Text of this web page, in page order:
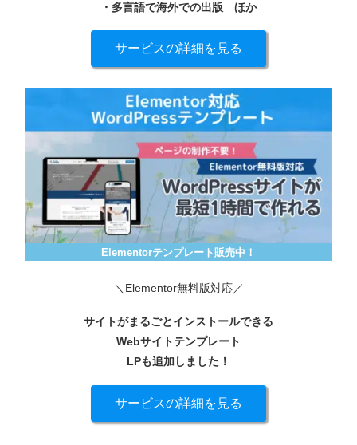
・多言語で海外での出版 ほか
サービスの詳細を見る
Elementorテンプレート販売中！
＼Elementor無料版対応／
サイトがまるごとインストールできる
Webサイトテンプレート
LPも追加しました！
サービスの詳細を見る